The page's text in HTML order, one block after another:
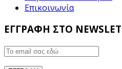
Επικοινωνία
ΕΓΓΡΑΦΗ ΣΤΟ